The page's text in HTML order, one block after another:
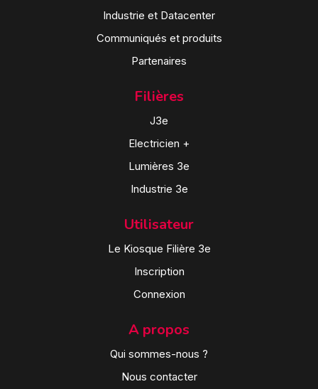
Industrie et Datacenter
Communiqués et produits
Partenaires
Filières
J3e
Electricien +
Lumières 3e
Industrie 3e
Utilisateur
Le Kiosque Filière 3e
Inscription
Connexion
A propos
Qui sommes-nous ?
Nous contacter